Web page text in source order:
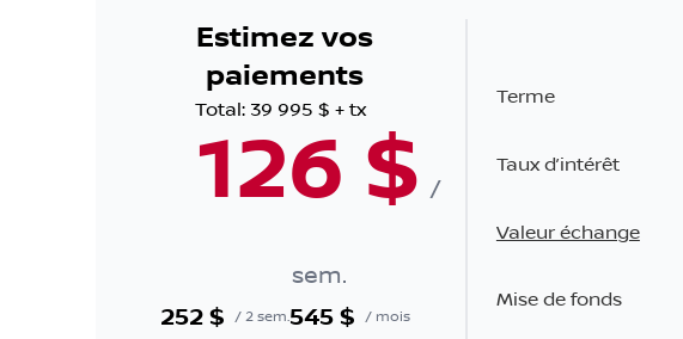
Estimez vos
paiements
Total: 39 995 $ + tx
126 $ /
sem.
252$ / 2 sem.545$ / mois
Terme
Taux d’intérêt
Valeur échange
Mise de fonds